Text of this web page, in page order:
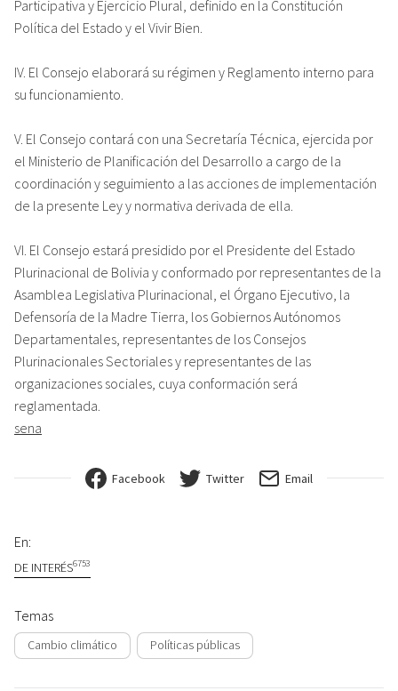
Participativa y Ejercicio Plural, definido en la Constitución
Política del Estado y el Vivir Bien.
IV. El Consejo elaborará su régimen y Reglamento interno para
su funcionamiento.
V. El Consejo contará con una Secretaría Técnica, ejercida por
el Ministerio de Planificación del Desarrollo a cargo de la
coordinación y seguimiento a las acciones de implementación
de la presente Ley y normativa derivada de ella.
VI. El Consejo estará presidido por el Presidente del Estado
Plurinacional de Bolivia y conformado por representantes de la
Asamblea Legislativa Plurinacional, el Órgano Ejecutivo, la
Defensoría de la Madre Tierra, los Gobiernos Autónomos
Departamentales, representantes de los Consejos
Plurinacionales Sectoriales y representantes de las
organizaciones sociales, cuya conformación será
reglamentada.
sena
Facebook Twitter Email
En:
DE INTERÉS6753
Temas
Cambio climático Políticas públicas